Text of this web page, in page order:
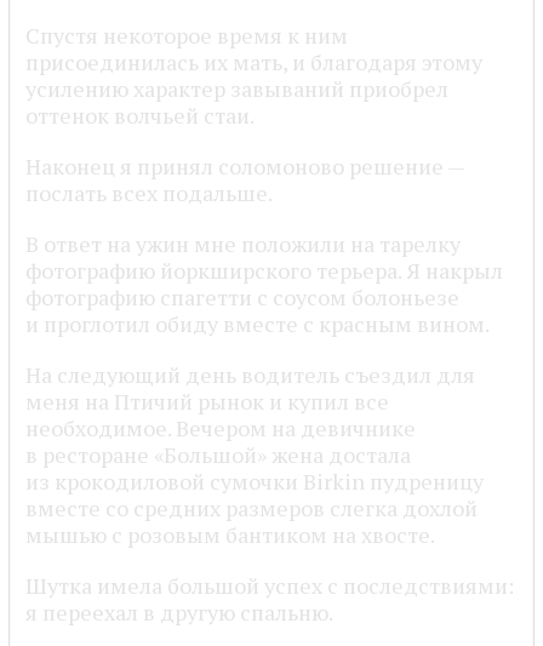
Спустя некоторое время к ним
присоединилась их мать, и благодаря этому
усилению характер завываний приобрел
оттенок волчьей стаи.
Наконец я принял соломоново решение —
послать всех подальше.
В ответ на ужин мне положили на тарелку
фотографию йоркширского терьера. Я накрыл
фотографию спагетти с соусом болоньезе
и проглотил обиду вместе с красным вином.
На следующий день водитель съездил для
меня на Птичий рынок и купил все
необходимое. Вечером на девичнике
в ресторане «Большой» жена достала
из крокодиловой сумочки Birkin пудреницу
вместе со средних размеров слегка дохлой
мышью с розовым бантиком на хвосте.
Шутка имела большой успех с последствиями:
я переехал в другую спальню.